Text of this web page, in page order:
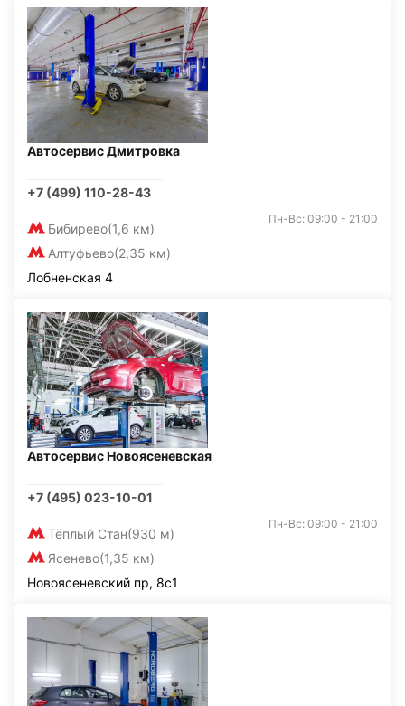
Автосервис Дмитровка
+7 (499) 110-28-43
Бибирево(1,6 км)
Алтуфьево(2,35 км)
Пн-Вс: 09:00 - 21:00
Лобненская 4
Автосервис Новоясеневская
+7 (495) 023-10-01
Тёплый Стан(930 м)
Ясенево(1,35 км)
Пн-Вс: 09:00 - 21:00
Новоясеневский пр, 8с1